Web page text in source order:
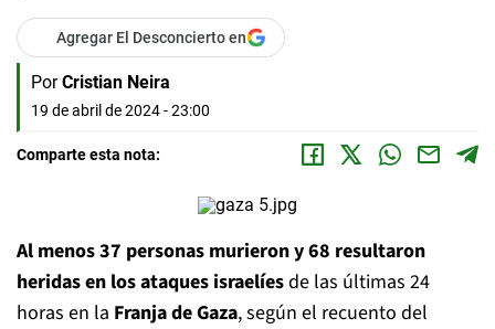
Agregar El Desconcierto en
Por Cristian Neira
19 de abril de 2024 - 23:00
Comparte esta nota:
Al menos 37 personas murieron y 68 resultaron
heridas en los ataques israelíesde las últimas 24
horas en la Franja de Gaza, según el recuento del